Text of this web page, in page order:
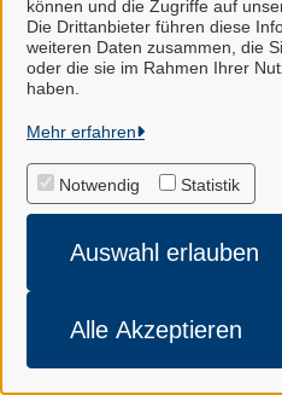
können und die Zugriffe auf
Die Drittanbieter führen diese
weiteren Daten zusammen, die
oder die sie im Rahmen Ihrer
haben.
Mehr erfahren
Notwendig Statistik
Auswahl erlauben
Alle Akzeptieren
(M1SS) beantragen
Wohnsitz anmelden
Zuschuss der Agentur für
beantragen, die im Rahmen
Einstiegsqualifizierung auf
Berufsausbildung
(Landkreis Harburg)